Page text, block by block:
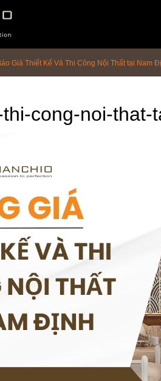
Giá Thiết Kế Và Thi Công Nội Thất tại Nam
cong-noi-that-